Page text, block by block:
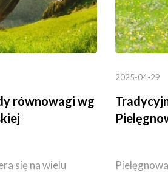
równowagi wg
się na wielu
2025-04-29